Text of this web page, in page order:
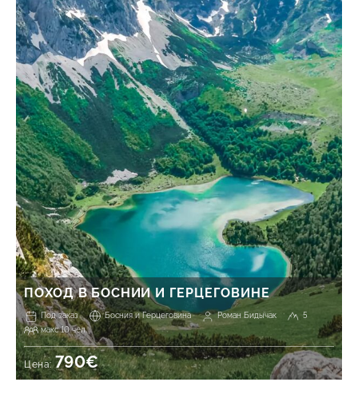
ПОХОД В БОСНИИ И ГЕРЦЕГОВИНЕ
Под заказ Босния и Герцеговина Роман Бидычак
5
макс 10 чел.
Цена:790€